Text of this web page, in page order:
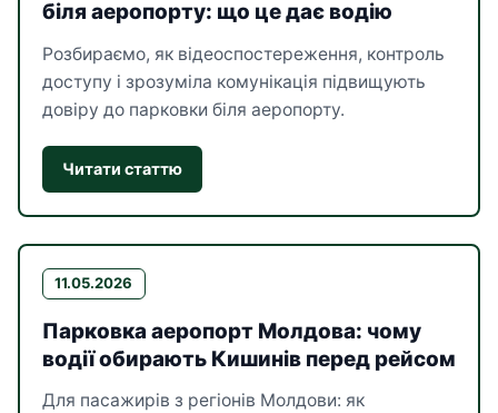
біля аеропорту: що це дає водію
Розбираємо, як відеоспостереження, контроль
доступу і зрозуміла комунікація підвищують
довіру до парковки біля аеропорту.
Читати статтю
11.05.2026
Парковка аеропорт Молдова: чому
водії обирають Кишинів перед рейсом
Для пасажирів з регіонів Молдови: як